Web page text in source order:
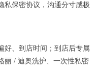
私保密协议，沟通分寸感极
、到店时间；到店后专属
丽 / 迪奥洗护、一次性私密